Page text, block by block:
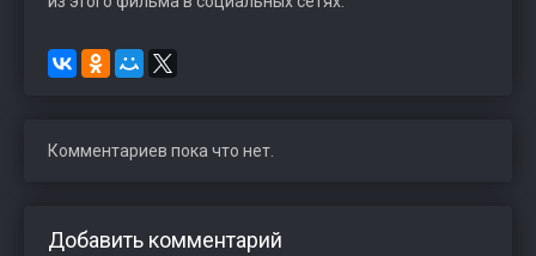
Комментариев пока что нет.
Добавить комментарий